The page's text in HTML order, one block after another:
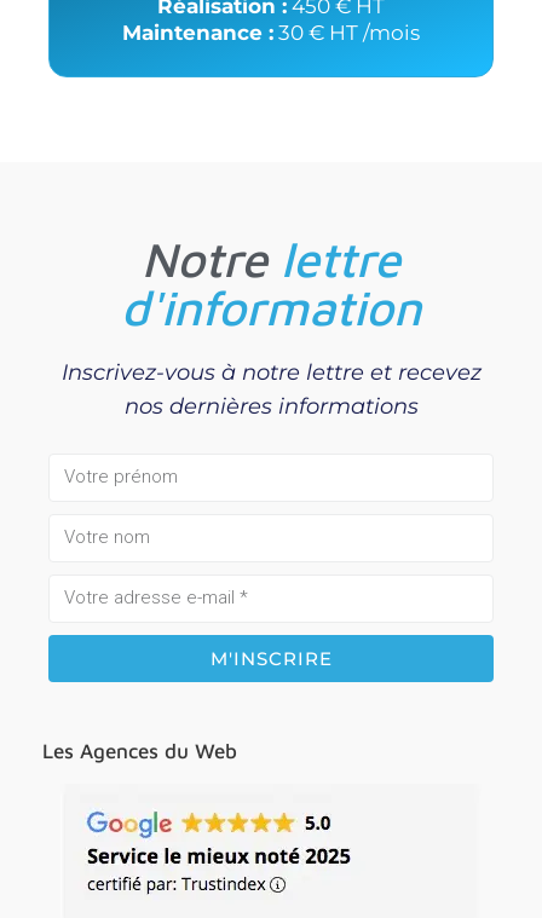
Réalisation : 450 € HT
Maintenance : 30 € HT /mois
Notrelettre
d'information
Inscrivez-vous à notre lettre et recevez
nos dernières informations
Les Agences du Web